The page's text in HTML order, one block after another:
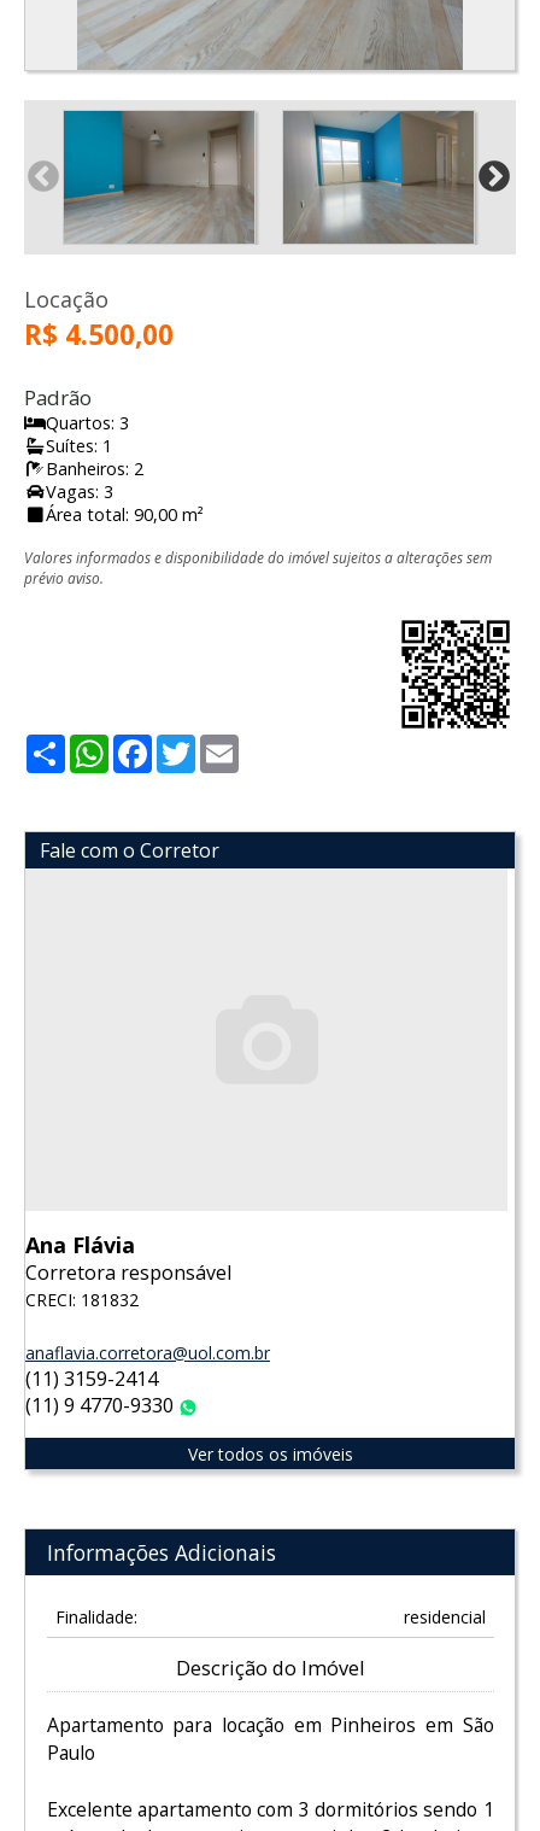
Locação
R$ 4.500,00
Padrão
Quartos: 3
Suítes: 1
Banheiros: 2
Vagas: 3
Área total: 90,00 m²
Valores informados e disponibilidade do imóvel sujeitos a alterações sem
prévio aviso.
ShareWhatsApp
Facebook
Twitter
Fale com o Corretor
Ana Flávia
Corretora responsável
CRECI: 181832
anaflavia.corretora@uol.com.br
(11) 3159-2414
(11) 9 4770-9330
Ver todos os imóveis
Informações Adicionais
Finalidade: residencial
Descrição do Imóvel
Apartamento para locação em Pinheiros em São
Paulo
Excelente apartamento com 3 dormitórios sendo 1